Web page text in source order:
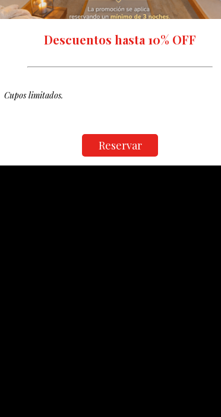
Descuentos hasta 10% OFF
Cupos limitados.
Reservar